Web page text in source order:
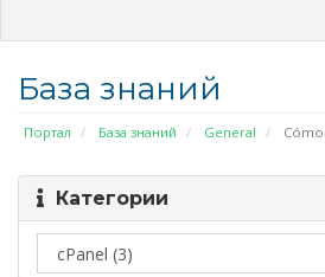
База знаний
Портал База знаний General
Категории